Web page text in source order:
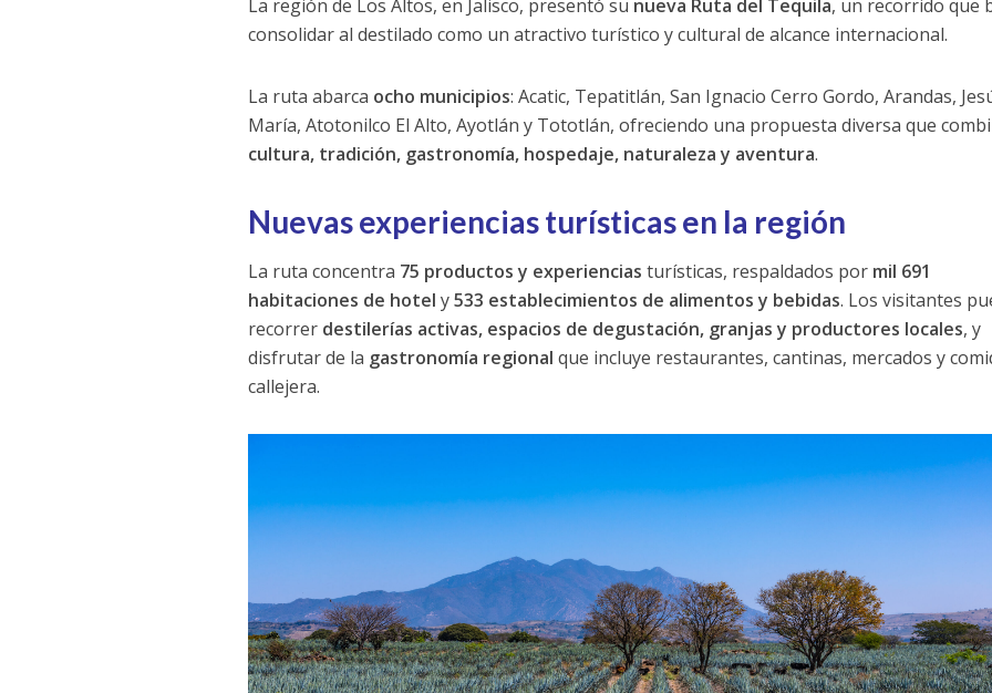
La región de Los Altos, en Jalisco, presentó su nueva Ruta del Tequila, un recorrido que
consolidar al destilado como un atractivo turístico y cultural de alcance internacional.
La ruta abarca ocho municipios: Acatic, Tepatitlán, San Ignacio Cerro Gordo, Arandas,
María, Atotonilco El Alto, Ayotlán y Tototlán, ofreciendo una propuesta diversa que
cultura, tradición, gastronomía, hospedaje, naturaleza y aventura.
Nuevas experiencias turísticas en la región
La ruta concentra 75 productos y experiencias turísticas, respaldados por mil 691
habitaciones de hotel y533 establecimientos de alimentos y bebidas. Los visitantes
recorrer destilerías activas, espacios de degustación, granjas y productores locales, y
disfrutar de la gastronomía regional que incluye restaurantes, cantinas, mercados y
callejera.